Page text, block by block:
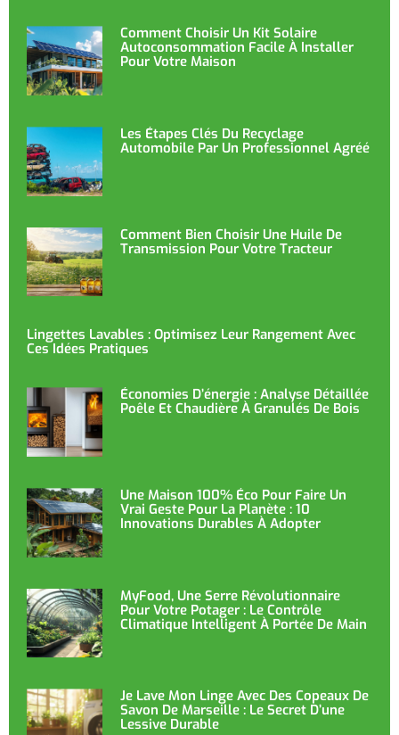
Comment Choisir Un Kit Solaire
Autoconsommation Facile À Installer
Pour Votre Maison
Les Étapes Clés Du Recyclage
Automobile Par Un Professionnel Agréé
Comment Bien Choisir Une Huile De
Transmission Pour Votre Tracteur
Lingettes Lavables : Optimisez Leur Rangement Avec
Ces Idées Pratiques
Économies D’énergie : Analyse Détaillée
Poêle Et Chaudière À Granulés De Bois
Une Maison 100% Éco Pour Faire Un
Vrai Geste Pour La Planète : 10
Innovations Durables À Adopter
MyFood, Une Serre Révolutionnaire
Pour Votre Potager : Le Contrôle
Climatique Intelligent À Portée De Main
Je Lave Mon Linge Avec Des Copeaux De
Savon De Marseille : Le Secret D’une
Lessive Durable